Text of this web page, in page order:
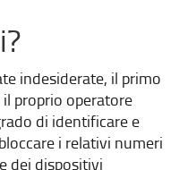
indesiderate, il primo
proprio operatore
di identificare e
i relativi numeri
dei dispositivi